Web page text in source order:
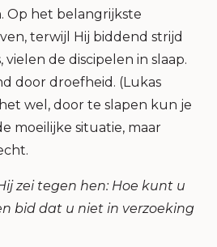
Op het belangrijkste
terwijl Hij biddend strijd
de discipelen in slaap.
door droefheid. (Lukas
wel, door te slapen kun je
moeilijke situatie, maar
zei tegen hen: Hoe kunt u
bid dat u niet in verzoeking